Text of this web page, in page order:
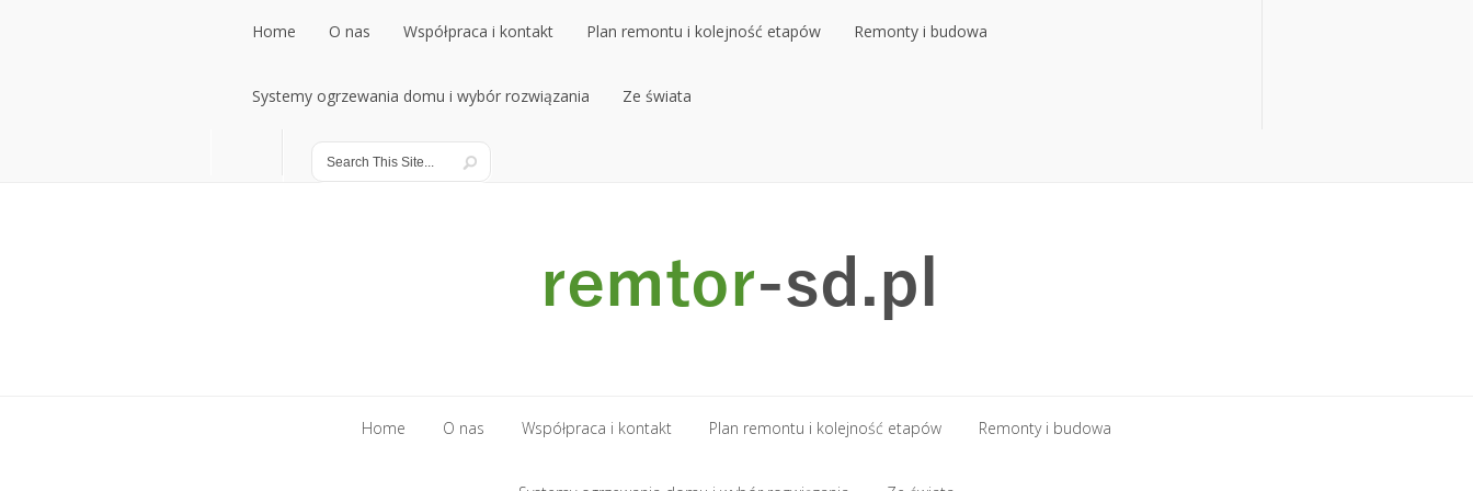
Home
Home
O nas
O nas
Współpraca i kontakt
Współpraca i kontakt
Plan remontu i kolejność etapów
Plan remontu i kolejność etapów
Remonty i budowa
Systemy ogrzewania domu i wybór rozwiązania
Systemy ogrzewania domu i wybór rozwiązania
Ze świata
Home O nas Współpraca i kontakt Plan remontu i kolejność etapów Remonty i budowa